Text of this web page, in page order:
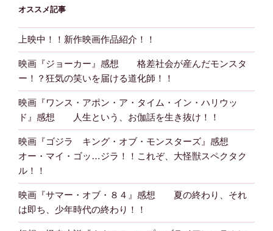
オススメ記事
上映中！！新作映画作品紹介！！
映画『ジョーカー』感想 格差社会が産んだモンスタ
ー！？狂気の笑いを届ける道化師！！
映画『ワンス・アポン・ア・タイム・イン・ハリウッ
ド』感想 人生という、お伽話を生き抜け！！
映画『ゴジラ キング・オブ・モンスターズ』感想
オー・マイ・ゴッ…ジラ！！これぞ、大怪獣スペクタク
ル！！
映画『サマー・オブ・８４』感想 夏の終わり、それ
は即ち、少年時代の終わり！！